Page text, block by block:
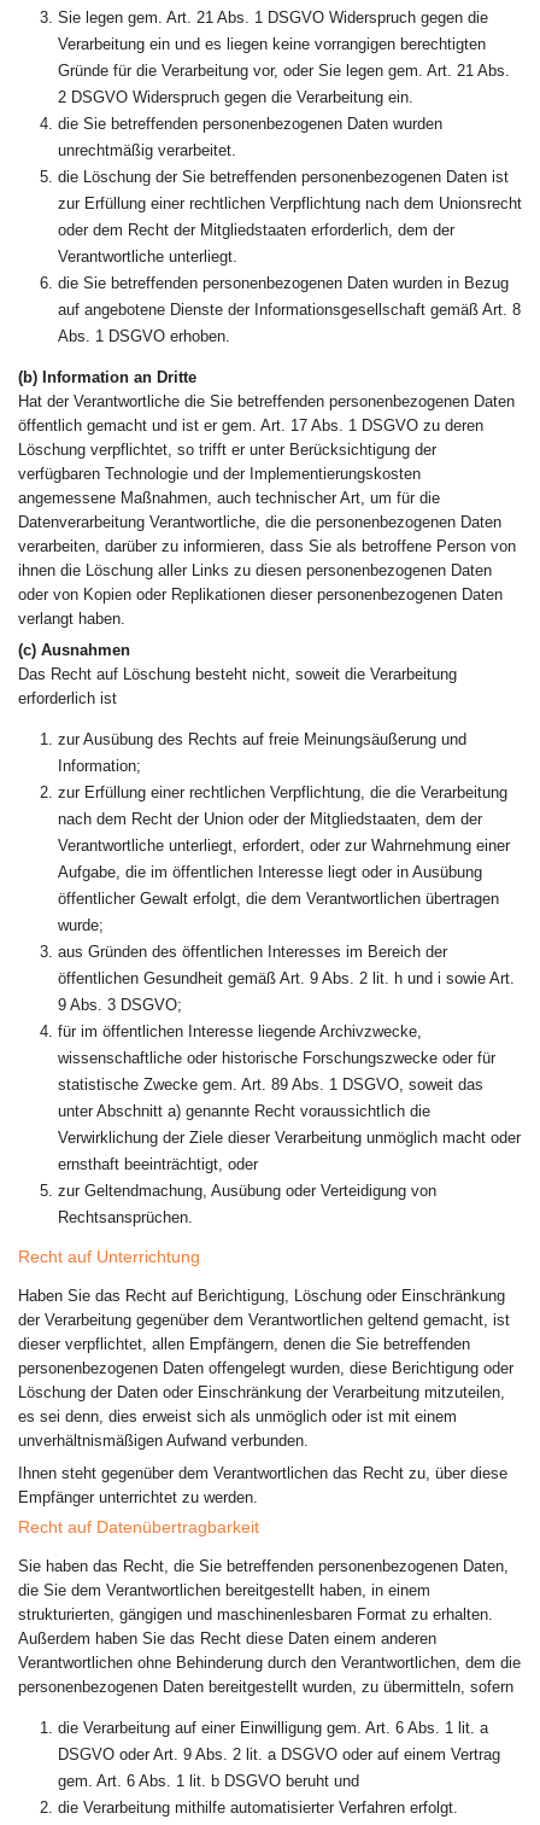
Sie legen gem. Art. 21 Abs. 1 DSGVO Widerspruch gegen die
Verarbeitung ein und es liegen keine vorrangigen berechtigten
Gründe für die Verarbeitung vor, oder Sie legen gem. Art. 21 Abs.
2 DSGVO Widerspruch gegen die Verarbeitung ein.
die Sie betreffenden personenbezogenen Daten wurden
unrechtmäßig verarbeitet.
die Löschung der Sie betreffenden personenbezogenen Daten ist
zur Erfüllung einer rechtlichen Verpflichtung nach dem Unionsrecht
oder dem Recht der Mitgliedstaaten erforderlich, dem der
Verantwortliche unterliegt.
die Sie betreffenden personenbezogenen Daten wurden in Bezug
auf angebotene Dienste der Informationsgesellschaft gemäß Art. 8
Abs. 1 DSGVO erhoben.
(b) Information an Dritte
Hat der Verantwortliche die Sie betreffenden personenbezogenen Daten
öffentlich gemacht und ist er gem. Art. 17 Abs. 1 DSGVO zu deren
Löschung verpflichtet, so trifft er unter Berücksichtigung der
verfügbaren Technologie und der Implementierungskosten
angemessene Maßnahmen, auch technischer Art, um für die
Datenverarbeitung Verantwortliche, die die personenbezogenen Daten
verarbeiten, darüber zu informieren, dass Sie als betroffene Person von
ihnen die Löschung aller Links zu diesen personenbezogenen Daten
oder von Kopien oder Replikationen dieser personenbezogenen Daten
verlangt haben.
(c) Ausnahmen
Das Recht auf Löschung besteht nicht, soweit die Verarbeitung
erforderlich ist
zur Ausübung des Rechts auf freie Meinungsäußerung und
Information;
zur Erfüllung einer rechtlichen Verpflichtung, die die Verarbeitung
nach dem Recht der Union oder der Mitgliedstaaten, dem der
Verantwortliche unterliegt, erfordert, oder zur Wahrnehmung einer
Aufgabe, die im öffentlichen Interesse liegt oder in Ausübung
öffentlicher Gewalt erfolgt, die dem Verantwortlichen übertragen
wurde;
aus Gründen des öffentlichen Interesses im Bereich der
öffentlichen Gesundheit gemäß Art. 9 Abs. 2 lit. h und i sowie Art.
9 Abs. 3 DSGVO;
für im öffentlichen Interesse liegende Archivzwecke,
wissenschaftliche oder historische Forschungszwecke oder für
statistische Zwecke gem. Art. 89 Abs. 1 DSGVO, soweit das
unter Abschnitt a) genannte Recht voraussichtlich die
Verwirklichung der Ziele dieser Verarbeitung unmöglich macht oder
ernsthaft beeinträchtigt, oder
zur Geltendmachung, Ausübung oder Verteidigung von
Rechtsansprüchen.
Recht auf Unterrichtung
Haben Sie das Recht auf Berichtigung, Löschung oder Einschränkung
der Verarbeitung gegenüber dem Verantwortlichen geltend gemacht, ist
dieser verpflichtet, allen Empfängern, denen die Sie betreffenden
personenbezogenen Daten offengelegt wurden, diese Berichtigung oder
Löschung der Daten oder Einschränkung der Verarbeitung mitzuteilen,
es sei denn, dies erweist sich als unmöglich oder ist mit einem
unverhältnismäßigen Aufwand verbunden.
Ihnen steht gegenüber dem Verantwortlichen das Recht zu, über diese
Empfänger unterrichtet zu werden.
Recht auf Datenübertragbarkeit
Sie haben das Recht, die Sie betreffenden personenbezogenen Daten,
die Sie dem Verantwortlichen bereitgestellt haben, in einem
strukturierten, gängigen und maschinenlesbaren Format zu erhalten.
Außerdem haben Sie das Recht diese Daten einem anderen
Verantwortlichen ohne Behinderung durch den Verantwortlichen, dem die
personenbezogenen Daten bereitgestellt wurden, zu übermitteln, sofern
die Verarbeitung auf einer Einwilligung gem. Art. 6 Abs. 1 lit. a
DSGVO oder Art. 9 Abs. 2 lit. a DSGVO oder auf einem Vertrag
gem. Art. 6 Abs. 1 lit. b DSGVO beruht und
die Verarbeitung mithilfe automatisierter Verfahren erfolgt.